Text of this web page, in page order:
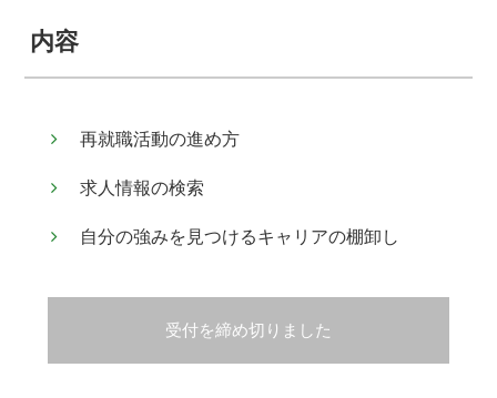
内容
再就職活動の進め方
求人情報の検索
自分の強みを見つけるキャリアの棚卸し
受付を締め切りました